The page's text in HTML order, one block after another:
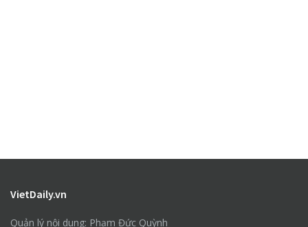
VietDaily.vn
Quản lý nội dung: Phạm Đức Quỳnh